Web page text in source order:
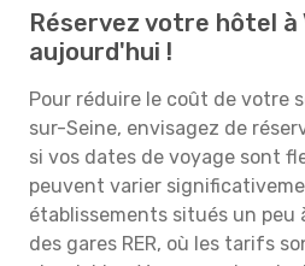
Réservez votre hôtel à
aujourd'hui !
Pour réduire le coût de votre
sur-Seine, envisagez de
si vos dates de voyage sont
peuvent varier
établissements situés un peu
des gares RER, où les tarifs